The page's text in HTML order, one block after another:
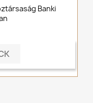
Banki